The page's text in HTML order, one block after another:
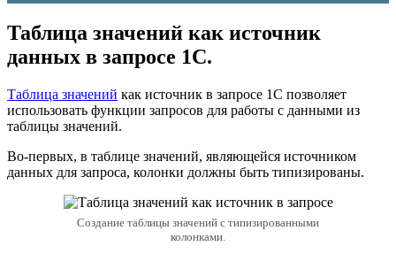
Таблица значений как источник
данных в запросе 1С.
Таблица значений как источник в запросе 1С позволяет
использовать функции запросов для работы с данными из
таблицы значений.
Во-первых, в таблице значений, являющейся источником
данных для запроса, колонки должны быть типизированы.
Создание таблицы значений с типизированными
колонками.